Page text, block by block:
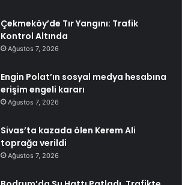
Çekmeköy’de Tır Yangını: Trafik
Kontrol Altında
Ağustos 7, 2026
Engin Polat’ın sosyal medya hesabına
erişim engeli kararı
Ağustos 7, 2026
Sivas’ta kazada ölen Kerem Ali
toprağa verildi
Ağustos 7, 2026